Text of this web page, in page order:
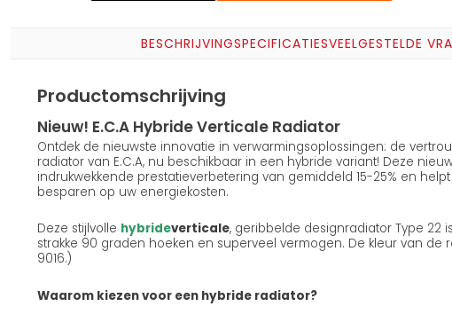
BESCHRIJVINGSPECIFICATIESVEELGESTELDE
Productomschrijving
Nieuw! E.C.A Hybride Verticale Radiator
Ontdek de nieuwste innovatie in verwarmingsoplossingen: de
radiator van E.C.A, nu beschikbaar in een hybride variant! Deze
indrukwekkende prestatieverbetering van gemiddeld 15-25% en
besparen op uw energiekosten.
Deze stijlvolle hybrideverticale, geribbelde designradiator Type 22
strakke 90 graden hoeken en superveel vermogen. De kleur van de
9016.)
Waarom kiezen voor een hybride radiator?